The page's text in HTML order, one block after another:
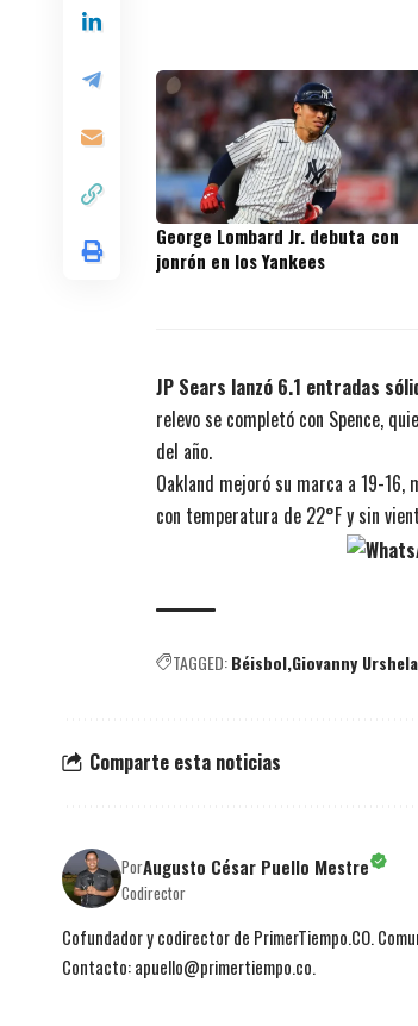
George Lombard Jr. debuta con
jonrón en los Yankees
JP Sears lanzó 6.1 entradas
relevo se completó con Spence,
del año.
Oakland mejoró su marca a 19-
con temperatura de 22°F y sin
TAGGED:Béisbol Giovanny Urshela
Comparte esta noticias
PorAugusto César Puello Mestre
Codirector
Cofundador y codirector de PrimerTiempo.CO.
Contacto: apuello@primertiempo.co.